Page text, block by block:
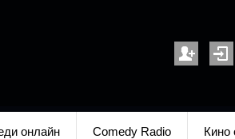
онлайн Comedy Radio Кино